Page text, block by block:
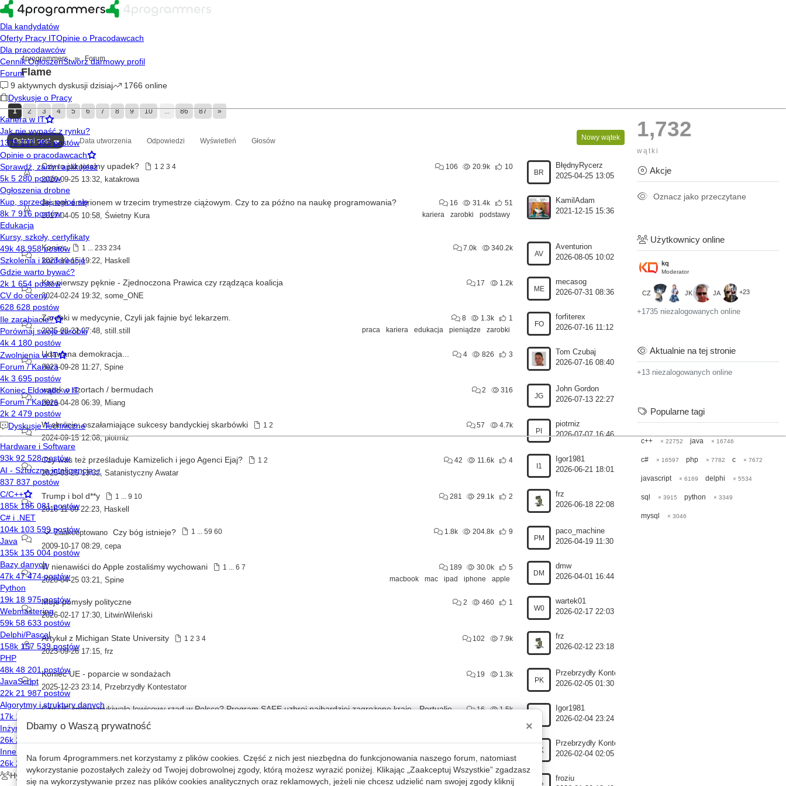
4programmers » Forum
Flame
1 2 3 4 5 6 7 8 9 10 ... 86 87 »
Ostatni post Data utworzenia Odpowiedzi Wyświetleń Głosów Nowy wątek
Czy to już totalny upadek? 1 2 3 4 106 20.9k 10
2020-09-25 13:32, katakrowa
BR
BłędnyRycerz
2025-04-25 13:05
Jestem embrionem w trzecim trymestrze ciążowym. Czy to za późno na naukę programowania? 16 31.4k 51
2017-04-05 10:58 Świetny Kura kariera zarobki podstawy
KamilAdam
2021-12-15 15:36
Koniec 1 ... 233 234 7.0k 340.2k
2023-10-15 19:22, Haskell
AV
Aventurion
2026-08-05 10:02
Kto pierwszy pęknie - Zjednoczona Prawica czy rządząca koalicja 17 1.2k
2024-02-24 19:32, some_ONE
ME
mecasog
2026-07-31 08:36
Zarobki w medycynie, Czyli jak fajnie być lekarzem. 8 1.3k 1
2025-08-22 07:48, still.still praca kariera edukacja pieniądze zarobki
FO
forfiterex
2026-07-16 11:12
Udawana demokracja... 4 826 3
2023-09-28 11:27 Spine
Tom Czubaj
2026-07-16 08:40
wątek o szortach / bermudach 2 316
2026-04-28 06:39, Miang
JG
John Gordon
2026-07-13 22:27
W skrócie: oszałamiające sukcesy bandyckiej skarbówki 1 2 57 4.7k
2024-09-15 12:08,piotrniz
PI
piotrniz
2026-07-07 16:46
Czy was też prześladuje Kamizelich i jego Agenci Ejaj? 1 2 42 11.6k 4
2025-03-25 13:32, Satanistyczny Awatar
I1
Igor1981
2026-06-21 18:01
Trump i bol d**y 1 9 10 281 29.1k 2
2016-11-09 22:23 Haskell
frz
2026-06-18 22:08
Zaakceptowano Czy bóg istnieje? 1 ...59 60 1.8k 204.8k 9
2009-10-17 08:29 cepa
PM
paco_machine
2026-04-19 11:30
W nienawiści do Apple zostaliśmy wychowani 1 ... 6 7 189 30.0k 5
2020-04-25 03:21, Spine macbook mac ipad iphone apple
DM
dmw
2026-04-01 16:44
Moje pomysły polityczne 2 460 1
2026-02-17 17:30, LitwinWileński
W0
wartek01
2026-02-17 22:03
Artykuł z Michigan State University 1 2 3 4 102 7.9k
2023-09-26 17:15 frz
frz
2026-02-12 23:18
Koniec UE - poparcie w sondażach 19 1.3k
2025-12-23 23:14, Przebrzydły Kontestator
PK
Przebrzydły Kontestator
2026-02-05 01:30
Czy UE znowu wykiwała lewicowy rząd w Polsce? Program SAFE uzbroi najbardziej zagrożone kraje - Portualię, Hiszpanię i Chorwację. A Polska ? Może później 16 1.5k
2026-01-15 23:27 ,Przebrzydły Kontestator
I1
Igor1981
2026-02-04 23:24
Strefy Czystego Transportu w Polsce 13 884
2026-01-13 02:12,Przebrzydły Kontestator
PK
Przebrzydły Kontestator
2026-02-04 02:05
Mamusia broni studenta bo miał egzamin za późno 1 269
froziu
1,732
wątki
Akcje
Oznacz jako przeczytane
Użytkownicy online
kq
Moderator
CZ JK JA +23
+1735 niezalogowanych online
Aktualnie na tej stronie
+13 niezalogowanych online
Popularne tagi
c++ × 22752 java × 16746
c# × 16597 php × 7782 c × 7672
javascript × 6169 delphi × 5534
sql × 3915 python × 3349
mysql × 3046
Dbamy o Waszą prywatność ×
Na forum 4programmers.net korzystamy z plików cookies. Część z nich jest niezbędna do funkcjonowania naszego forum, natomiast
wykorzystanie pozostałych zależy od Twojej dobrowolnej zgody, którą możesz wyrazić poniżej. Klikając „Zaakceptuj Wszystkie” zgadzasz
się na wykorzystywanie przez nas plików cookies analitycznych oraz reklamowych, jeżeli nie chcesz udzielić nam swojej zgody kliknij